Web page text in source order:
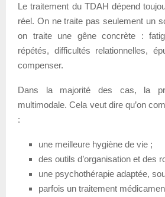
Le traitement du TDAH dépend
réel. On ne traite pas seulement un
on traite une gêne concrète :
répétés, difficultés relationnelles,
compenser.
Dans la majorité des cas, la
multimodale. Cela veut dire qu’on
:
une meilleure hygiène de vie ;
des outils d’organisation et des
une psychothérapie adaptée,
parfois un traitement